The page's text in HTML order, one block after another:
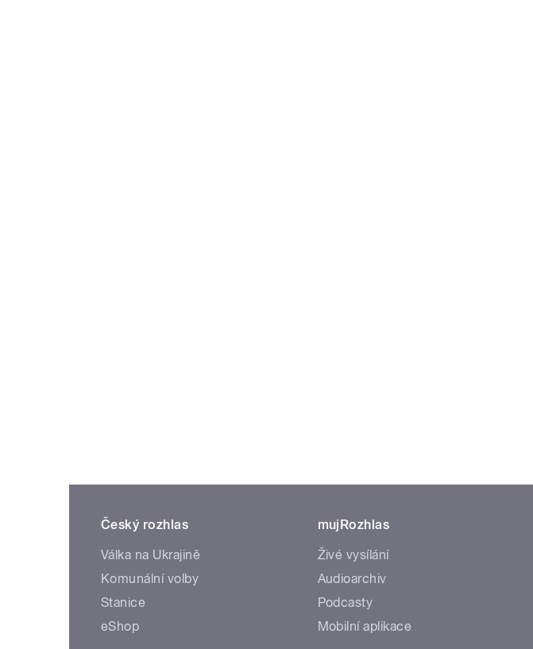
Český rozhlas
Válka na Ukrajině
Komunální volby
Stanice
eShop
mujRozhlas
Živé vysílání
Audioarchiv
Podcasty
Mobilní aplikace